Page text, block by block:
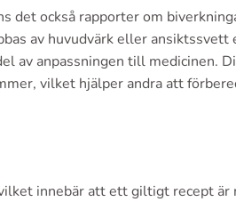
det också rapporter om
av huvudvärk eller
av anpassningen till medicinen.
vilket hjälper andra att
innebär att ett giltigt recept är